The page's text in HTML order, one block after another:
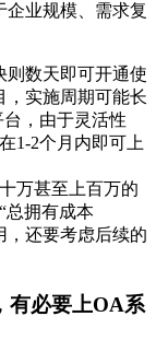
企业规模、需求复
则数天即可开通使
，实施周期可能长
，由于灵活性
1-2个月内即可上
万甚至上百万的
总拥有成本
，还要考虑后续的
有必要上OA系